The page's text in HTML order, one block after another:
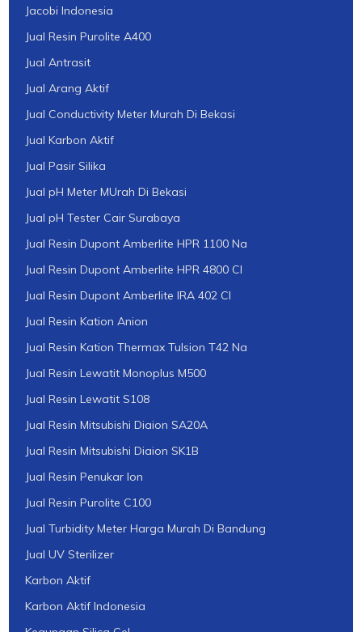
Jacobi Indonesia
Jual Resin Purolite A400
Jual Antrasit
Jual Arang Aktif
Jual Conductivity Meter Murah Di Bekasi
Jual Karbon Aktif
Jual Pasir Silika
Jual pH Meter MUrah Di Bekasi
Jual pH Tester Cair Surabaya
Jual Resin Dupont Amberlite HPR 1100 Na
Jual Resin Dupont Amberlite HPR 4800 Cl
Jual Resin Dupont Amberlite IRA 402 Cl
Jual Resin Kation Anion
Jual Resin Kation Thermax Tulsion T42 Na
Jual Resin Lewatit Monoplus M500
Jual Resin Lewatit S108
Jual Resin Mitsubishi Diaion SA20A
Jual Resin Mitsubishi Diaion SK1B
Jual Resin Penukar Ion
Jual Resin Purolite C100
Jual Turbidity Meter Harga Murah Di Bandung
Jual UV Sterilizer
Karbon Aktif
Karbon Aktif Indonesia